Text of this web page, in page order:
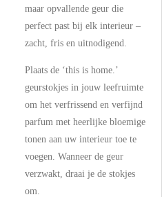
maar opvallende geur die
perfect past bij elk interieur –
zacht, fris en uitnodigend.
Plaats de ‘this is home.’
geurstokjes in jouw leefruimte
om het verfrissend en verfijnd
parfum met heerlijke bloemige
tonen aan uw interieur toe te
voegen. Wanneer de geur
verzwakt, draai je de stokjes
om.